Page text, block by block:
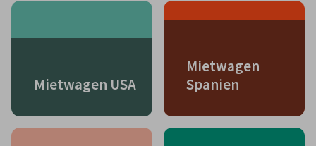
Mietwagen USA
Mietwagen
Spanien